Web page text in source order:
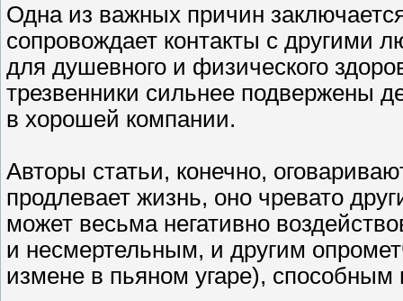
Одна из важных причин
сопровождает контакты с другими
для душевного и физического
трезвенники сильнее подвержены
в хорошей компании.
Авторы статьи, конечно,
продлевает жизнь, оно чревато
может весьма негативно
и несмертельным, и другим
измене в пьяном угаре), способным